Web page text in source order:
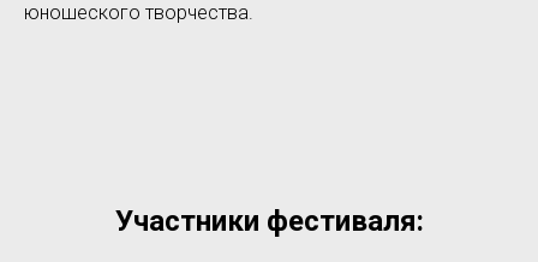
юношеского творчества.
Участники фестиваля: